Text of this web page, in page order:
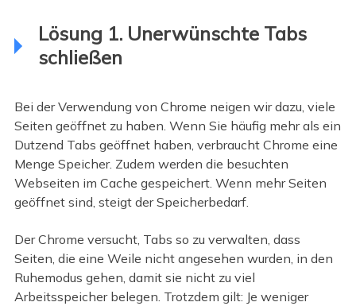
Lösung 1. Unerwünschte Tabs
schließen
Bei der Verwendung von Chrome neigen wir dazu, viele
Seiten geöffnet zu haben. Wenn Sie häufig mehr als ein
Dutzend Tabs geöffnet haben, verbraucht Chrome eine
Menge Speicher. Zudem werden die besuchten
Webseiten im Cache gespeichert. Wenn mehr Seiten
geöffnet sind, steigt der Speicherbedarf.
Der Chrome versucht, Tabs so zu verwalten, dass
Seiten, die eine Weile nicht angesehen wurden, in den
Ruhemodus gehen, damit sie nicht zu viel
Arbeitsspeicher belegen. Trotzdem gilt: Je weniger